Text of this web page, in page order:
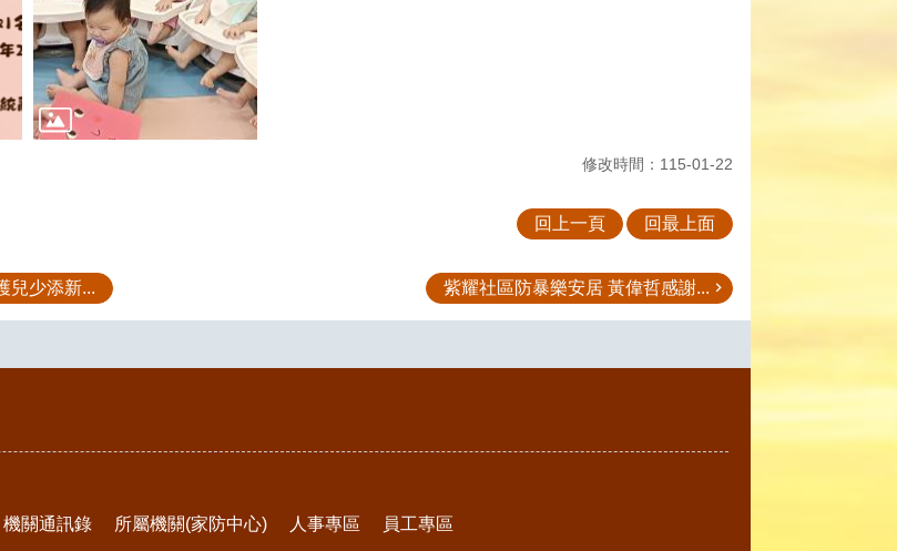
修改時間：115-01-22
回上一頁 回最上面
兒少添新... 紫耀社區防暴樂安居 黃偉哲感謝...
機關通訊錄 所屬機關(家防中心) 人事專區 員工專區